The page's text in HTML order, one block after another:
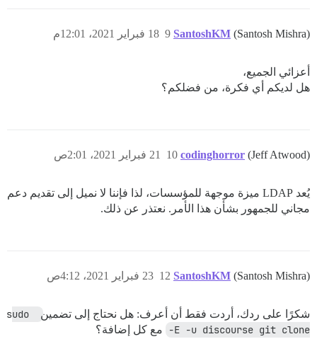
SantoshKM (Santosh Mishra) 18 فبراير 2021، 12:01م 9
أعزائي الجميع،
هل لديكم أي فكرة، من فضلكم؟
codinghorror (Jeff Atwood) 21 فبراير 2021، 2:01ص 10
يُعد LDAP ميزة موجهة للمؤسسات، لذا فإننا لا نميل إلى تقديم دعم
مجاني للجمهور بشأن هذا الأمر. نعتذر عن ذلك.
SantoshKM (Santosh Mishra) 23 فبراير 2021، 4:12ص 12
شكرًا على ردك، أردت فقط أن أعرف: هل نحتاج إلى تضمين
sudo
-E -u discourse git clone
مع كل إضافة؟